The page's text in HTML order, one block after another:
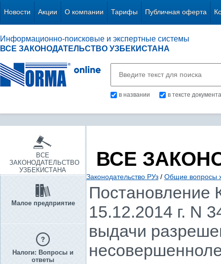
Новости Акции О компании Тарифы Публичная оферта
Информационно-поисковые и экспертные системы
ВСЕ ЗАКОНОДАТЕЛЬСТВО УЗБЕКИСТАНА
в названии в тексте документа
ВСЕ
ЗАКОНОДАТЕЛЬСТВО
УЗБЕКИСТАНА
Малое предприятие
Налоги: Вопросы и
ответы
ВСЕ
Законодательство РУз / Общие вопросы
Постановление
15.12.2014 г. N
выдачи